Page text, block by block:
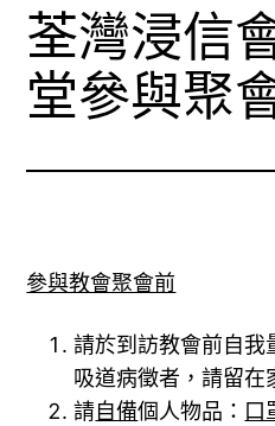
荃灣浸信
堂參與聚
參與教會聚會前
請於到訪教會前自我
吸道病徵者，請留在
請自備個人物品： 口